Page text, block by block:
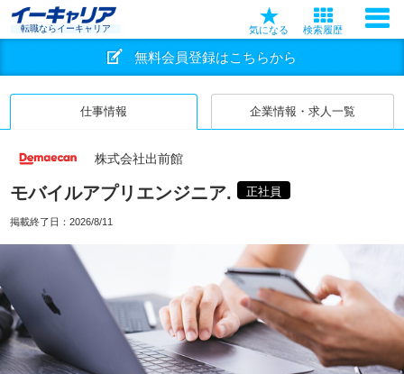
転職ならイーキャリア 気になる 検索履歴
無料会員登録はこちらから
仕事情報 企業情報・求人一覧
株式会社出前館
モバイルアプリエンジニア. 正社員
掲載終了日： 2026/8/11